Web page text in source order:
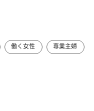
働く女性
専業主婦